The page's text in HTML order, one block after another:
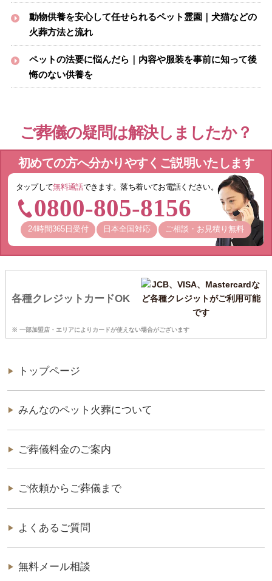
動物供養を安心して任せられるペット霊園｜犬猫などの
火葬方法と流れ
ペットの法要に悩んだら｜内容や服装を事前に知って後
悔のない供養を
ご葬儀の疑問は解決しましたか？
初めての方へ分かりやすくご説明いたします
タップして無料通話できます。落ち着いてお電話ください。
0800-805-8156
24時間365日受付 日本全国対応 ご相談・お見積り無料
各種クレジットカードOK
※ 一部加盟店・エリアによりカードが使えない場合がございます
トップページ
みんなのペット火葬について
ご葬儀料金のご案内
ご依頼からご葬儀まで
よくあるご質問
無料メール相談